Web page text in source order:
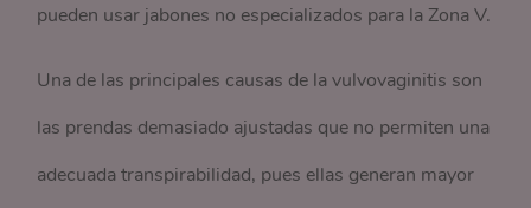
pueden usar jabones no especializados para la Zona V.
Una de las principales causas de la vulvovaginitis son
las prendas demasiado ajustadas que no permiten una
adecuada transpirabilidad, pues ellas generan mayor